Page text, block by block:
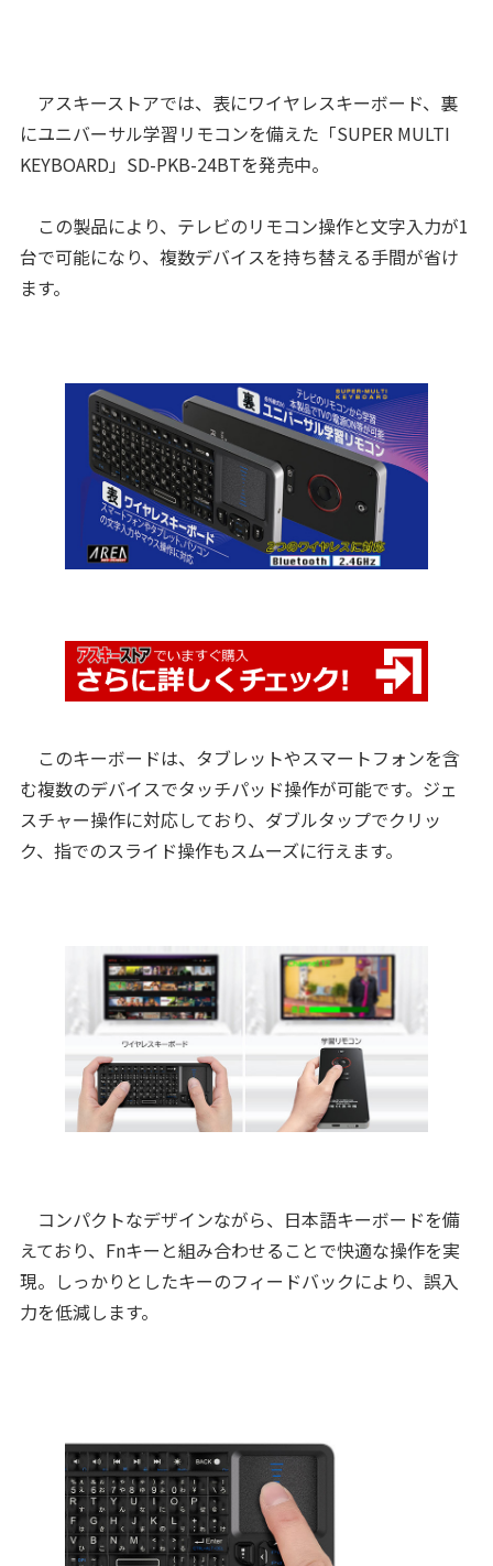
アスキーストアでは、表にワイヤレスキーボード、裏
にユニバーサル学習リモコンを備えた「SUPER MULTI
KEYBOARD」SD-PKB-24BTを発売中。
この製品により、テレビのリモコン操作と文字入力が1
台で可能になり、複数デバイスを持ち替える手間が省け
ます。
このキーボードは、タブレットやスマートフォンを含
む複数のデバイスでタッチパッド操作が可能です。ジェ
スチャー操作に対応しており、ダブルタップでクリッ
ク、指でのスライド操作もスムーズに行えます。
コンパクトなデザインながら、日本語キーボードを備
えており、Fnキーと組み合わせることで快適な操作を実
現。しっかりとしたキーのフィードバックにより、誤入
力を低減します。